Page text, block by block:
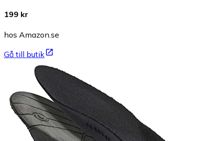
199 kr
hos Amazon.se
Gå till butik